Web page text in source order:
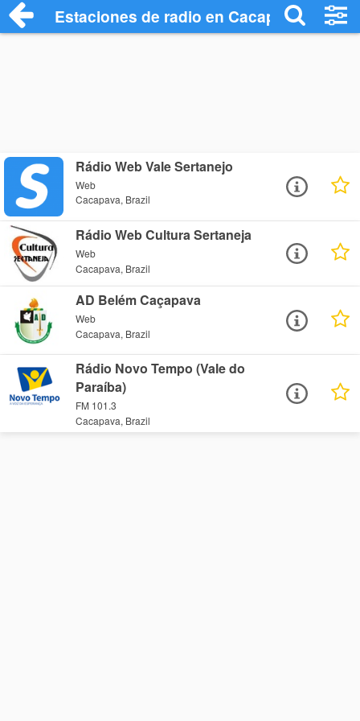
Estaciones de radio en Cacapava -
Rádio Web Vale Sertanejo
Web
Cacapava, Brazil
Rádio Web Cultura Sertaneja
Web
Cacapava, Brazil
AD Belém Caçapava
Web
Cacapava, Brazil
Rádio Novo Tempo (Vale do
Paraíba)
FM 101.3
Cacapava, Brazil